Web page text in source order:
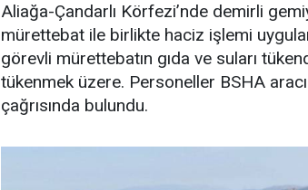
Aliağa-Çandarlı Körfezi’nde demirli
mürettebat ile birlikte haciz işlemi
görevli mürettebatın gıda ve suları
tükenmek üzere. Personeller BSHA
çağrısında bulundu.